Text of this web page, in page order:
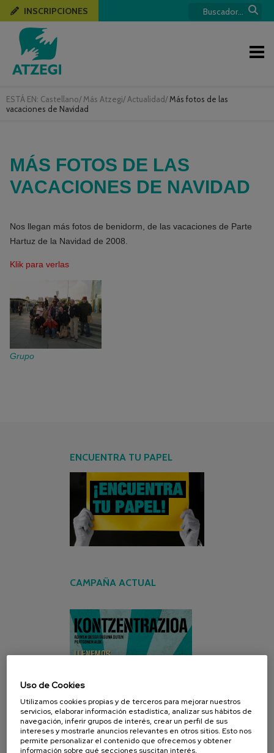
ESTÁ EN: Castellano/ Más Atzegi/ Actualidad/ Más fotos de las
vacaciones de Navidad
INSCRIPCIONES
MÁS FOTOS DE LAS
VACACIONES DE NAVIDAD
Nos llegan más fotos de benidorm, de las vacaciones de Parte
Hartuz de la Navidad de 2008.
Klik para verlas
Grupo
ENCUENTRA TU PAPEL
CAMPAÑA ACTUAL
Uso de Cookies
Utilizamos cookies propias y de terceros para mejorar nuestros
servicios, elaborar información estadística, analizar sus hábitos de
navegación, inferir grupos de interés, crear un perfil de sus
intereses y mostrarle anuncios relevantes en otros sitios. Esto nos
permite personalizar el contenido que ofrecemos y obtener
información sobre qué secciones suscitan interés,